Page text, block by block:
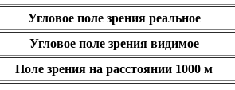
Угловое поле зрения реальное
Угловое поле зрения видимое
Поле зрения на расстоянии 1000 м